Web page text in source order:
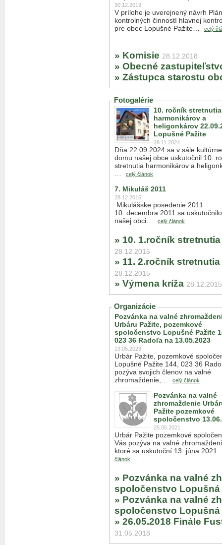
30.12.2019
V prílohe je uverejnený návrh
kontrolných činností hlavnej
pre obec Lopušné Pažite…
celý
» Komisie 28.12.2018
» Obecné
» Zástupca starostu
Fotogalérie
10. ročník stretnutia
harmonikárov a
heligonkárov
Lopušné Pažite
28.11.2024
Dňa 22.09.2024 sa v sále
domu našej obce uskutočnil 10.
stretnutia harmonikárov a
…
celý článok
7. Mikuláš 2011
28.12.2015
Mikulášske posedenie 2011
10. decembra 2011 sa
našej obci…
celý článok
» 10. 1.ročník
28.12.2015
» 11. 2.ročník
28.12.2015
» Výmena kríža 28.12.2015
Organizácie
Pozvánka na valné
Urbáru Pažite, pozemkové
spoločenstvo Lopušné Pažite
023 36 Radoľa na 13.05.2023
13.05.2023
Urbár Pažite, pozemkové
Lopušné Pažite 144, 023 36
pozýva svojich členov na valné
zhromaždenie,…
celý článok
Pozvánka na valné
zhromaždenie
Pažite pozemkové
spoločenstvo
25.05.2021
Urbár Pažite pozemkové
Vás pozýva na valné
ktoré sa uskutoční 13. júna
článok
» Pozvánka na valné
spoločenstvo Lopušná
» Pozvánka na valné
spoločenstvo Lopušná
» 26.05.2018 Finále
31.05.2018